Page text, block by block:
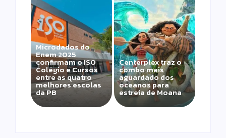
Microdados do
Enem 2025
confirmam o ISO
Colégio e Cursos
entre as quatro
melhores escolas
da PB
Centerplex traz o
combo mais
aguardado dos
oceanos para
estreia de Moana